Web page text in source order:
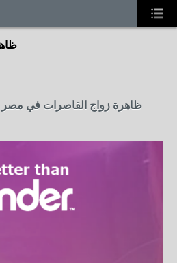
ظاهرة زواج القاصرات في مصر